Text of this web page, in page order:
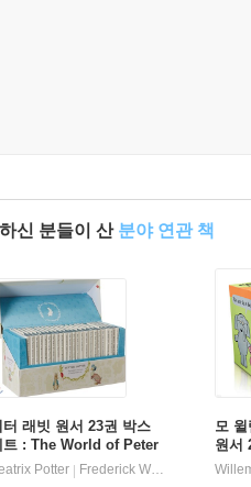
신 분들이 산 분야 연관 책
터 래빗 원서 23권 박스
트 : The World of Peter
Potter
Frederick Warne
모
원서
포함